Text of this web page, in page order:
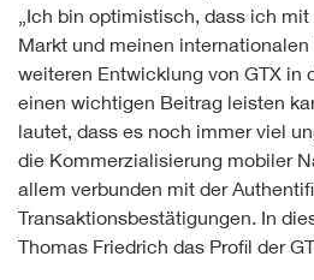
„Ich bin optimistisch, dass ich
Markt und meinen
weiteren Entwicklung von GTX in
einen wichtigen Beitrag leisten
lautet, dass es noch immer viel
die Kommerzialisierung mobiler
allem verbunden mit der
Transaktionsbestätigungen. In
Thomas Friedrich das Profil der